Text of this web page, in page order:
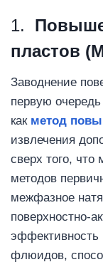
1.
пластов
Заводнение
первую очередь
как метод
извлечения
сверх того,
методов
межфазное
поверхностно-
эффективность
флюидов,